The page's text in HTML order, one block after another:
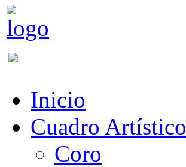
Inicio
Cuadro Artístico
Coro